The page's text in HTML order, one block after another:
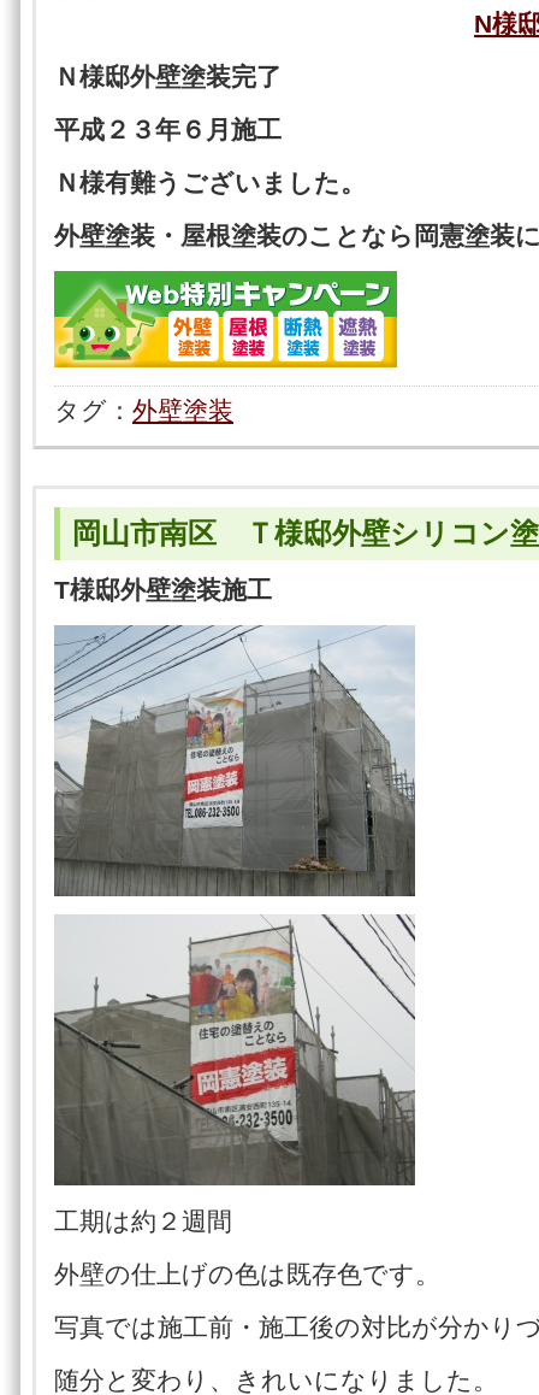
N様
Ｎ様邸外壁塗装完了
平成２３年６月施工
Ｎ様有難うございました。
外壁塗装・屋根塗装のことなら岡憲塗装
タグ： 外壁塗装
岡山市南区 Ｔ様邸外壁シリコン
T様邸外壁塗装施工
工期は約２週間
外壁の仕上げの色は既存色です。
写真では施工前・施工後の対比が分かり
随分と変わり、きれいになりました。